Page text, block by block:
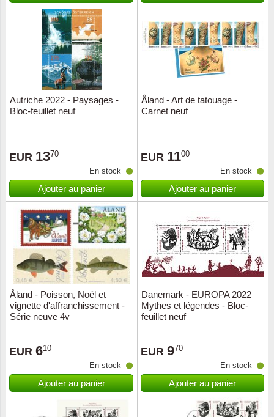
Autriche 2022 - Paysages -
Bloc-feuillet neuf
EUR 1370
En stock
Ajouter au panier
Åland - Art de tatouage -
Carnet neuf
EUR 1100
En stock
Ajouter au panier
Åland - Poisson, Noël et
vignette d'affranchissement -
Série neuve 4v
EUR 610
En stock
Ajouter au panier
Danemark - EUROPA 2022
Mythes et légendes - Bloc-
feuillet neuf
EUR 970
En stock
Ajouter au panier
Turquie
Vatican